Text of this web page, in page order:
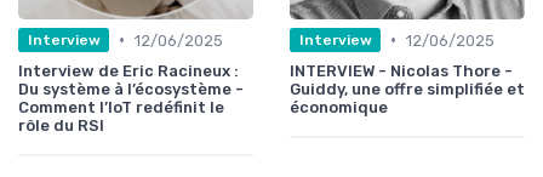
Interview • 12/06/2025
Interview de Eric Racineux :
Du système à l’écosystème -
Comment l’IoT redéfinit le
rôle du RSI
Interview • 12/06/2025
INTERVIEW - Nicolas Thore -
Guiddy, une offre simplifiée et
économique